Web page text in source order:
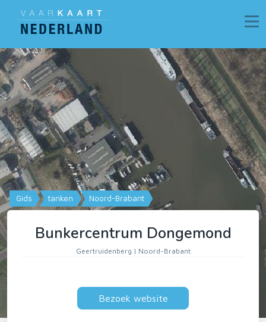
Gids tanken Noord-Brabant
Bunkercentrum Dongemond
Geertruidenberg | Noord-Brabant
Bezoek website